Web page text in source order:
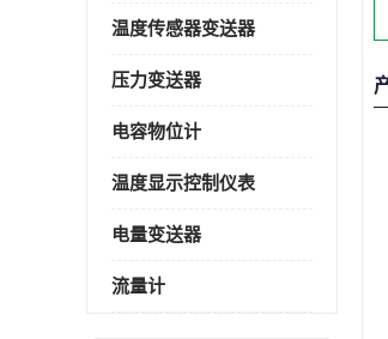
温度传感器变送器
压力变送器
电容物位计
温度显示控制仪表
电量变送器
流量计